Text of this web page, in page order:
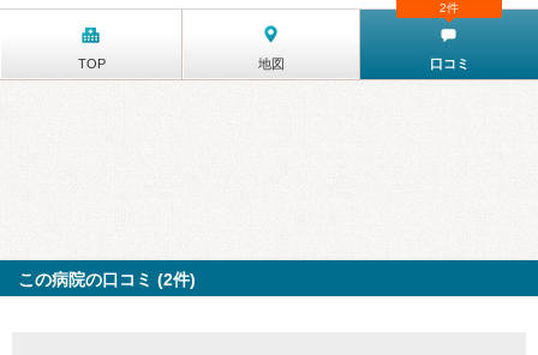
TOP 地図 口コミ
2件
この病院の口コミ (2件)